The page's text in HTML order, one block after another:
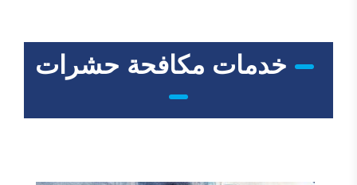
خدمات مكافحة حشرات